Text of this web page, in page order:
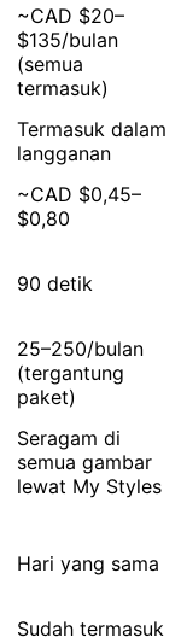
~CAD $20–
$135/bulan
(semua
termasuk)
Termasuk dalam
langganan
~CAD $0,45–
$0,80
90 detik
25–250/bulan
(tergantung
paket)
Seragam di
semua gambar
lewat My Styles
Hari yang sama
Sudah termasuk